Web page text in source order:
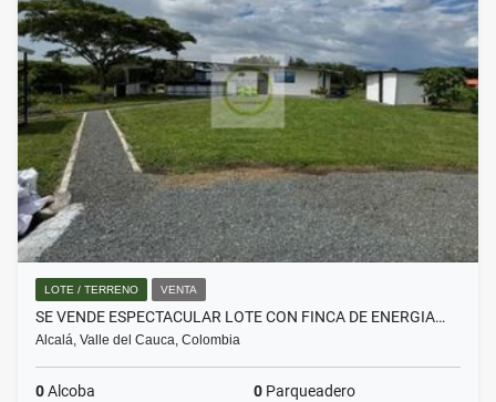
LOTE / TERRENO VENTA
SE VENDE ESPECTACULAR LOTE CON FINCA DE ENERGIA…
Alcalá, Valle del Cauca, Colombia
0Alcoba 0 Parqueadero